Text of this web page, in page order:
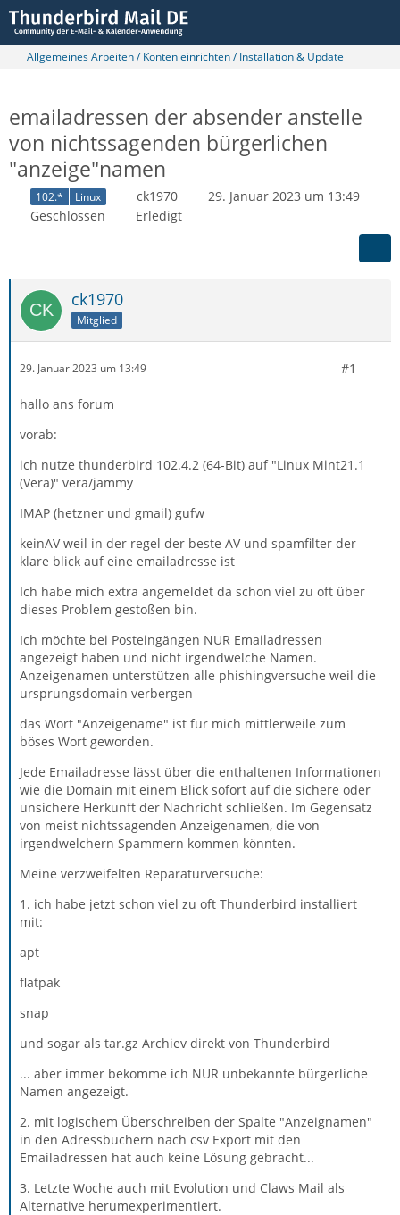
Allgemeines Arbeiten / Konten einrichten / Installation & Update
emailadressen der absender anstelle
von nichtssagenden bürgerlichen
"anzeige"namen
102.* Linux ck1970
29. Januar 2023 um 13:49
Geschlossen
Erledigt
ck1970
Mitglied
29. Januar 2023 um 13:49 #1
hallo ans forum
vorab:
ich nutze thunderbird 102.4.2 (64-Bit) auf "Linux Mint21.1
(Vera)" vera/jammy
IMAP (hetzner und gmail) gufw
keinAV weil in der regel der beste AV und spamfilter der
klare blick auf eine emailadresse ist
Ich habe mich extra angemeldet da schon viel zu oft über
dieses Problem gestoßen bin.
Ich möchte bei Posteingängen NUR Emailadressen
angezeigt haben und nicht irgendwelche Namen.
Anzeigenamen unterstützen alle phishingversuche weil die
ursprungsdomain verbergen
das Wort "Anzeigename" ist für mich mittlerweile zum
böses Wort geworden.
Jede Emailadresse lässt über die enthaltenen Informationen
wie die Domain mit einem Blick sofort auf die sichere oder
unsichere Herkunft der Nachricht schließen. Im Gegensatz
von meist nichtssagenden Anzeigenamen, die von
irgendwelchern Spammern kommen könnten.
Meine verzweifelten Reparaturversuche:
1. ich habe jetzt schon viel zu oft Thunderbird installiert
mit:
apt
flatpak
snap
und sogar als tar.gz Archiev direkt von Thunderbird
... aber immer bekomme ich NUR unbekannte bürgerliche
Namen angezeigt.
2. mit logischem Überschreiben der Spalte "Anzeignamen"
in den Adressbüchern nach csv Export mit den
Emailadressen hat auch keine Lösung gebracht...
3. Letzte Woche auch mit Evolution und Claws Mail als
Alternative herumexperimentiert.